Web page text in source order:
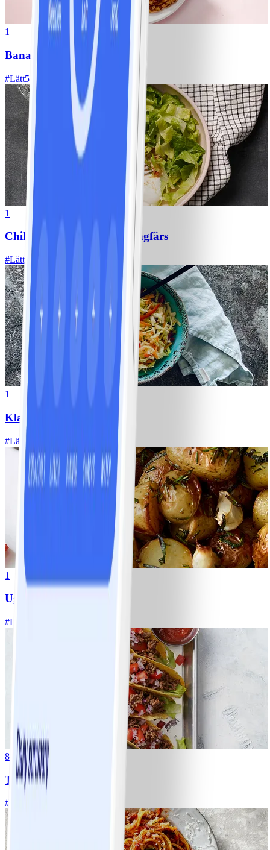
1
Bananpannkakor
#Lätt5 MIN
1
Chili con carne med kycklingfärs
#Lätt
1
Klassisk vitkålssallad
#Lätt
1
Ugnsrostad potatis
#Lätt
8
Tacos
#